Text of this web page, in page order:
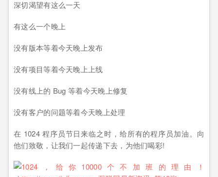
深切渴望有这么一天
有这么一个晚上
没有版本等着今天晚上发布
没有项目等着今天晚上上线
没有线上的 Bug 等着今天晚上修复
没有客户的问题等着今天晚上处理
在 1024 程序员节日来临之时，给所有的程序员加油。向
他们致敬，让我们一起传递下去，为他们喝彩!